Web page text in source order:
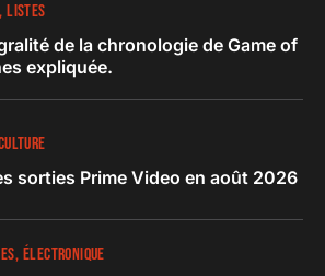
LISTES
de la chronologie de Game of
expliquée.
sorties Prime Video en août 2026
ÉLECTRONIQUE